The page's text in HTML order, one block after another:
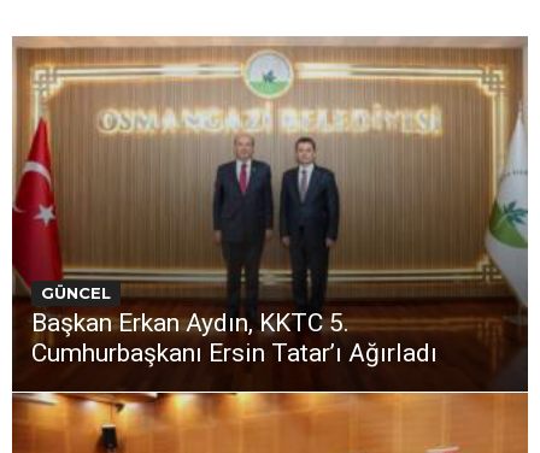
GÜNCEL
Başkan Erkan Aydın, KKTC 5.
Cumhurbaşkanı Ersin Tatar’ı Ağırladı